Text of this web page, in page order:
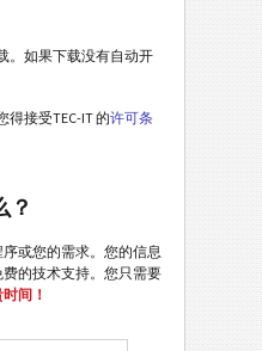
。如果下载没有自动开
接受TEC-IT 的许可条
？
或您的需求。您的信息
的技术支持。您只需要
间！